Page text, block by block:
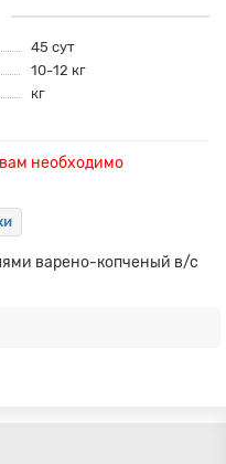
45 сут
10-12 кг
кг
необходимо
варено-копченый в/с